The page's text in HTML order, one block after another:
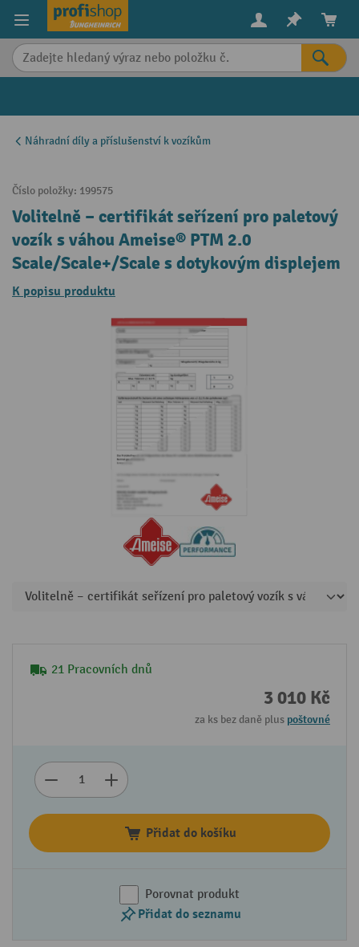
content
Náhradní díly a příslušenství k vozíkům
Číslo položky: 199575
Volitelně – certifikát seřízení pro paletový
vozík s váhou Ameise® PTM 2.0
Scale/Scale+/Scale s dotykovým displejem
K popisu produktu
21 Pracovních dnů
3 010 Kč
za ks bez daně plus poštovné
Přidat do košíku
Porovnat produkt
Přidat do seznamu